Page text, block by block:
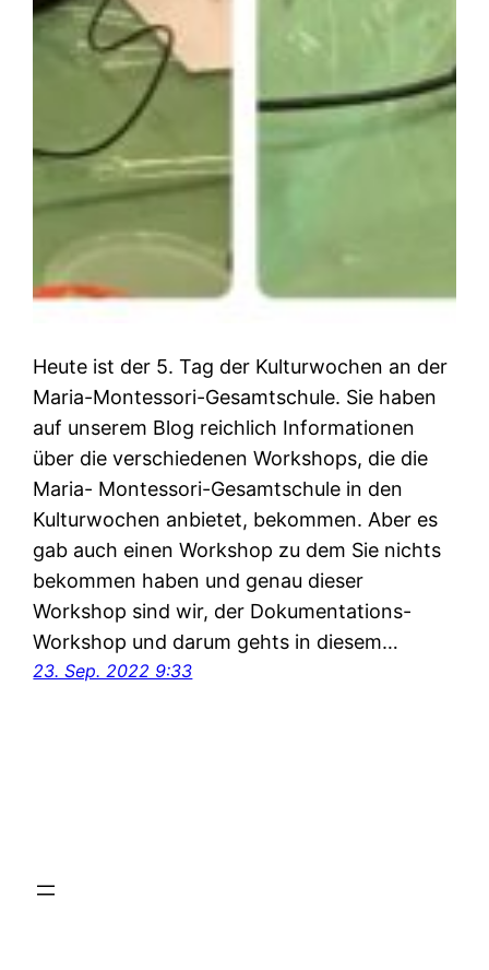
Heute ist der 5. Tag der Kulturwochen an der
Maria-Montessori-Gesamtschule. Sie haben
auf unserem Blog reichlich Informationen
über die verschiedenen Workshops, die die
Maria- Montessori-Gesamtschule in den
Kulturwochen anbietet, bekommen. Aber es
gab auch einen Workshop zu dem Sie nichts
bekommen haben und genau dieser
Workshop sind wir, der Dokumentations-
Workshop und darum gehts in diesem…
23. Sep. 2022 9:33